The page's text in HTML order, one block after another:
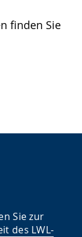
finden Sie
Sie zur
des LWL-